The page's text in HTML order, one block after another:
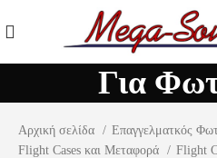
Για
Αρχική σελίδα
Επαγγελματκός
Flight Cases και Μεταφορά
Flight